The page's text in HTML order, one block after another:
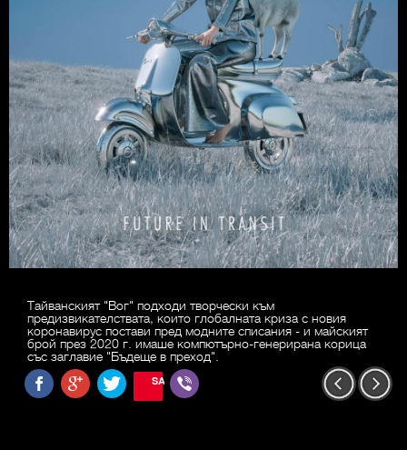
Тайванският "Вог" подходи творчески към
предизвикателствата, които глобалната криза с новия
коронавирус постави пред модните списания - и майският
брой през 2020 г. имаше компютърно-генерирана корица
със заглавие "Бъдеще в преход".
SAVE